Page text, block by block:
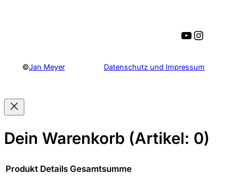
YouTube Instagram
©Jan Meyer Datenschutz und Impressum
Dein Warenkorb (Artikel: 0)
Produkt Details Gesamtsumme